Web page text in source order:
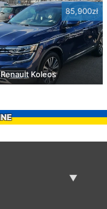
85,900zł
Koleos